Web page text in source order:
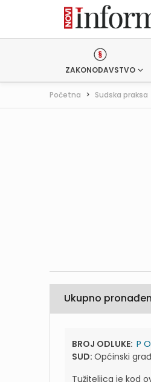
ZAKONODAVSTVO
Početna > Sudska praksa
Ukupno
BROJ ODLUKE: P
SUD: Općinski
Tužiteljica je kod